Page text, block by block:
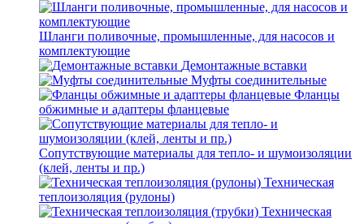
Шланги поливочные, промышленные, для насосов и
комплектующие
Демонтажные вставки
Муфты соединительные
Фланцы
обжимные и адаптеры фланцевые
Сопутствующие материалы для тепло- и шумоизоляции
(клей, ленты и пр.)
Техническая
теплоизоляция (рулоны)
Техническая